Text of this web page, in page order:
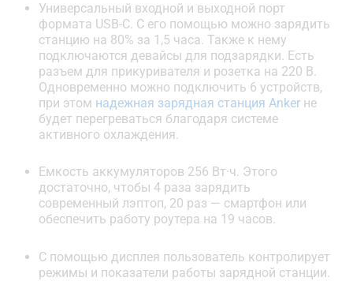
Универсальный входной и выходной порт
формата USB-C. С его помощью можно зарядить
станцию на 80% за 1,5 часа. Также к нему
подключаются девайсы для подзарядки. Есть
разъем для прикуривателя и розетка на 220 В.
Одновременно можно подключить 6 устройств,
при этом надежная зарядная станция Anker не
будет перегреваться благодаря системе
активного охлаждения.
Емкость аккумуляторов 256 Вт·ч. Этого
достаточно, чтобы 4 раза зарядить
современный лэптоп, 20 раз — смартфон или
обеспечить работу роутера на 19 часов.
С помощью дисплея пользователь контролирует
режимы и показатели работы зарядной станции.